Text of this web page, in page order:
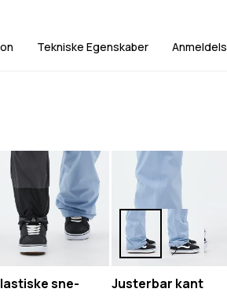
Tekniske Egenskaber
sne-
Justerbar kant